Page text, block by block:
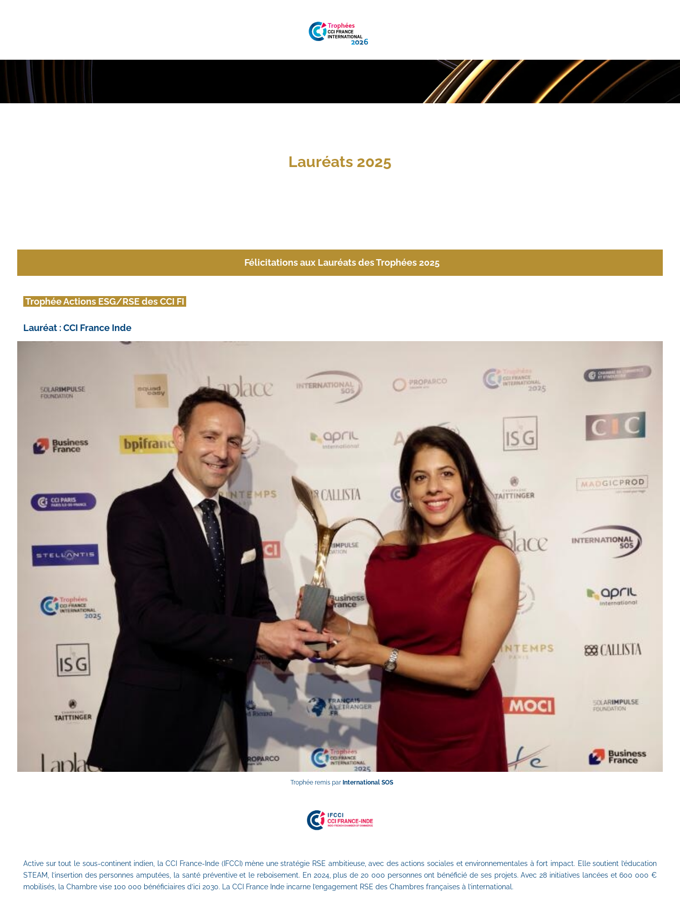
Lauréats 2025
Félicitations aux Lauréats des Trophées 2025
Trophée Actions ESG/RSE des CCI FI
Lauréat : CCI France Inde
Trophée remis par International SOS
Active sur tout le sous-continent indien, la CCI France-Inde (IFCCI) mène une stratégie RSE ambitieuse, avec des actions sociales et environnementales à fort impact. Elle soutient l’éducation
STEAM, l’insertion des personnes amputées, la santé préventive et le reboisement. En 2024, plus de 20 000 personnes ont bénéficié de ses projets. Avec 28 initiatives lancées et 600 000 €
mobilisés, la Chambre vise 100 000 bénéficiaires d’ici 2030. La CCI France Inde incarne l’engagement RSE des Chambres françaises à l’international.